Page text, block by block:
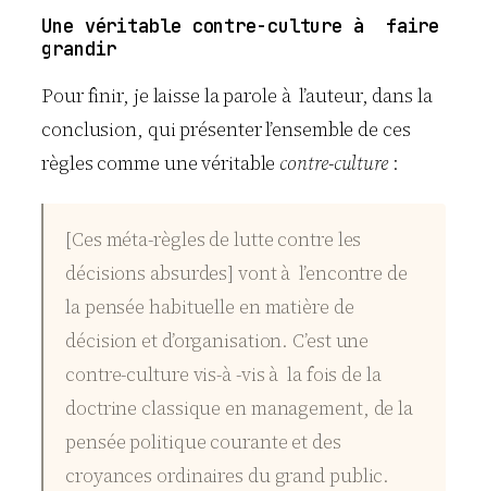
Une véritable contre-culture à faire
grandir
Pour finir, je laisse la parole à l’auteur, dans la
conclusion, qui présenter l’ensemble de ces
règles comme une véritable contre-culture:
[Ces méta-règles de lutte contre les
décisions absurdes] vont à l’encontre de
la pensée habituelle en matière de
décision et d’organisation. C’est une
contre-culture vis-à -vis à la fois de la
doctrine classique en management, de la
pensée politique courante et des
croyances ordinaires du grand public.